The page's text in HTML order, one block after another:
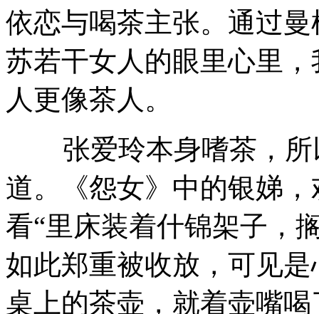
依恋与喝茶主张。通过
苏若干女人的眼里心里
人更像茶人。
张爱玲本身嗜茶，所
道。《怨女》中的银娣
看“里床装着什锦架子，
如此郑重被收放，可见
桌上的茶壶，就着壶嘴